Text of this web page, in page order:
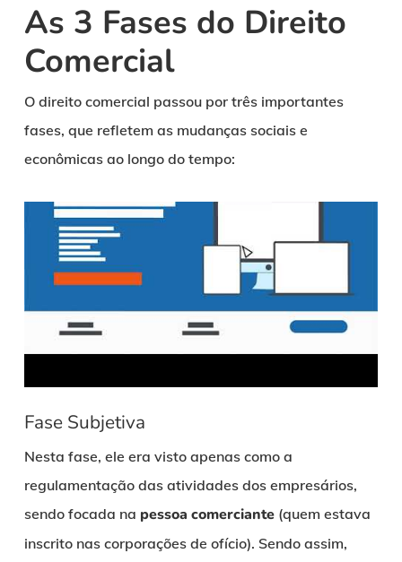
As 3 Fases do Direito
Comercial
O direito comercial passou por três importantes
fases, que refletem as mudanças sociais e
econômicas ao longo do tempo:
Fase Subjetiva
Nesta fase, ele era visto apenas como a
regulamentação das atividades dos empresários,
sendo focada na pessoa comerciante(quem estava
inscrito nas corporações de ofício). Sendo assim,